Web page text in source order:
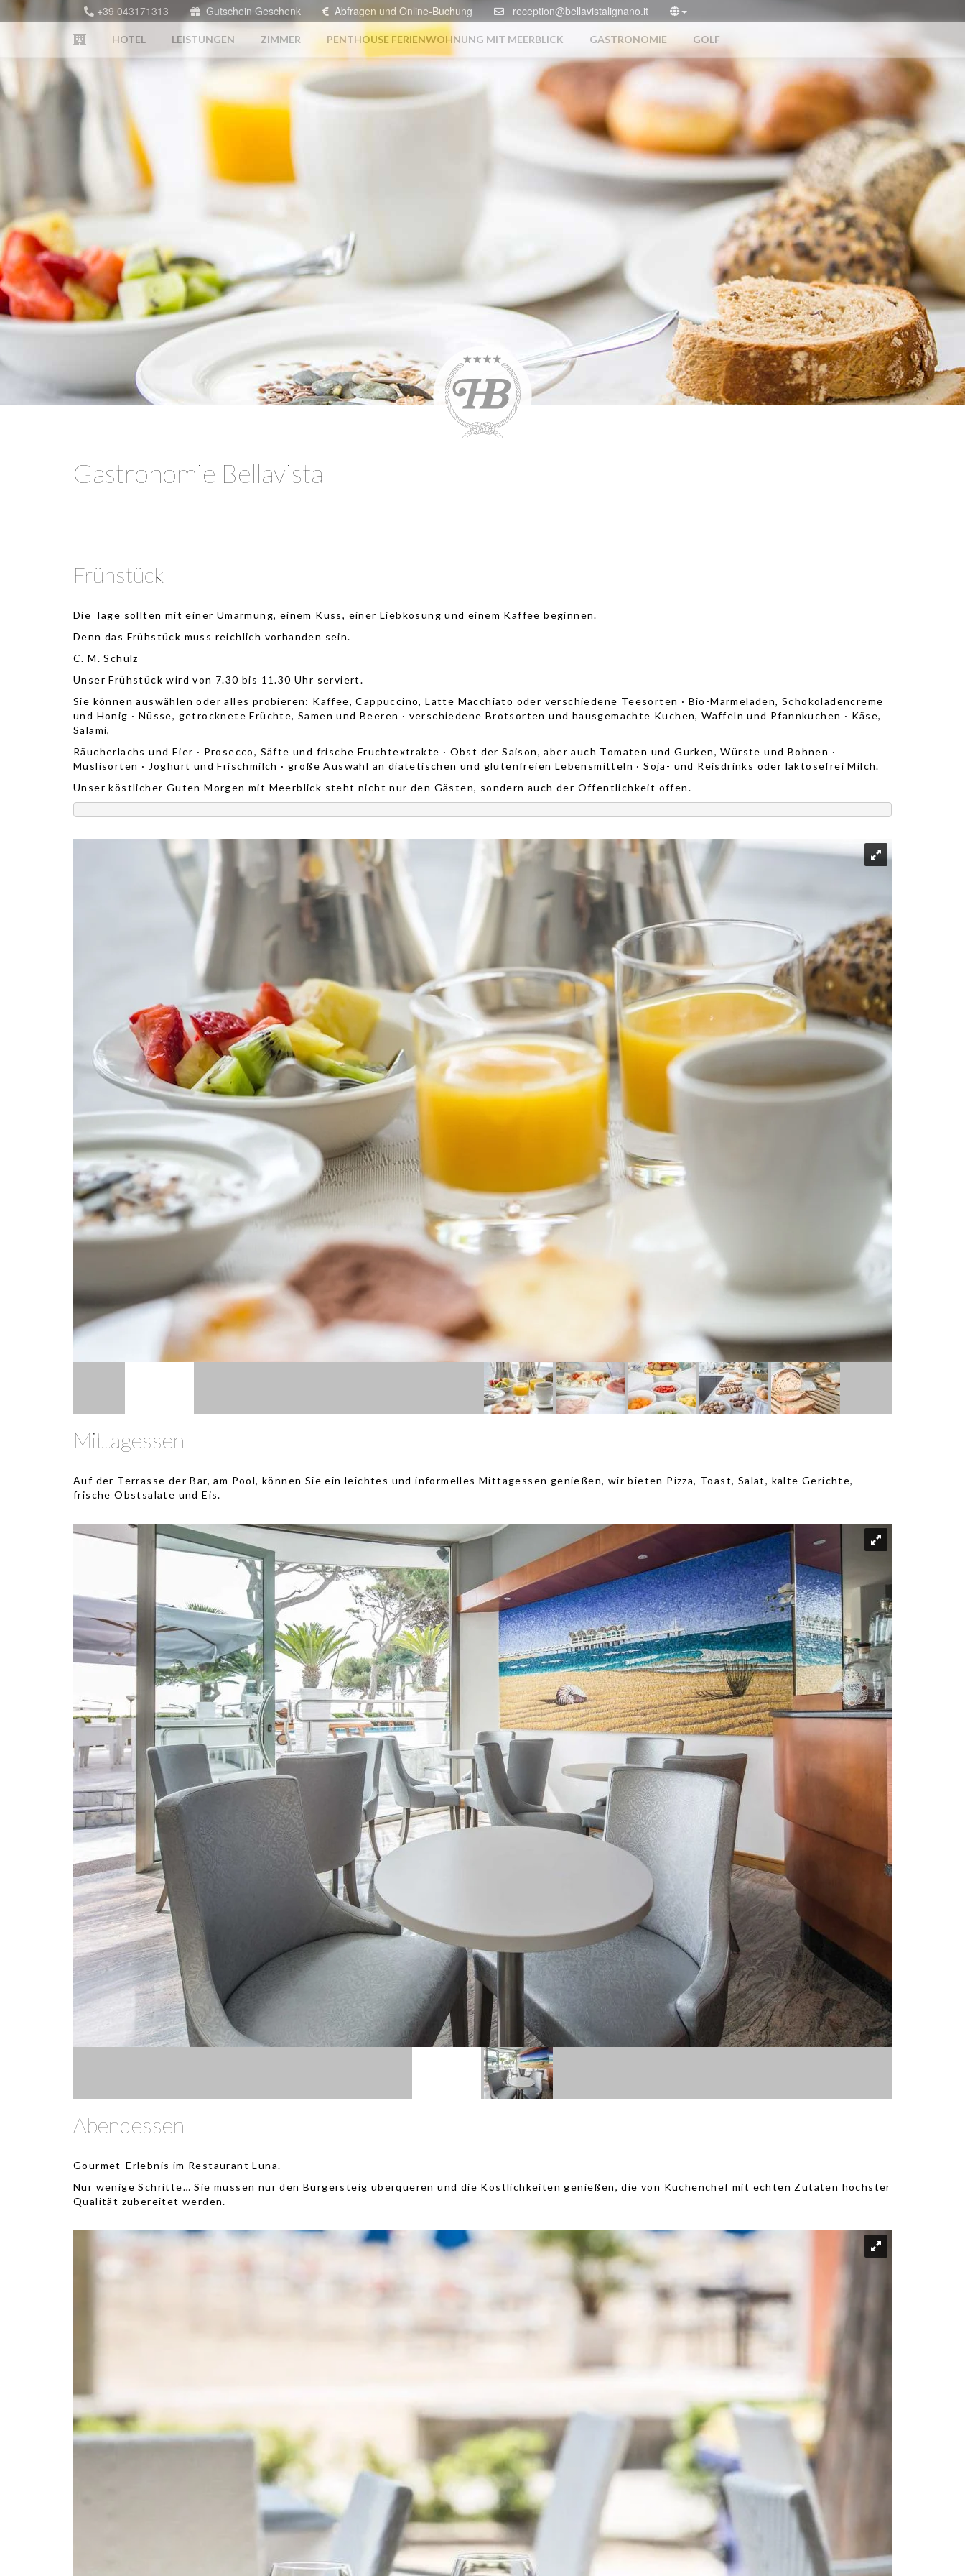
+39 043171313 Gutschein Geschenk Abfragen und Online-Buchung reception@bellavistalignano.it
HOTEL LEISTUNGEN ZIMMER PENTHOUSE FERIENWOHNUNG MIT MEERBLICK GASTRONOMIE GOLF
Gastronomie Bellavista
Frühstück
Die Tage sollten mit einer Umarmung, einem Kuss, einer Liebkosung und einem Kaffee beginnen.
Denn das Frühstück muss reichlich vorhanden sein.
C. M. Schulz
Unser Frühstück wird von 7.30 bis 11.30 Uhr serviert.
Sie können auswählen oder alles probieren: Kaffee, Cappuccino, Latte Macchiato oder verschiedene Teesorten · Bio-Marmeladen, Schokoladencreme
und Honig · Nüsse, getrocknete Früchte, Samen und Beeren · verschiedene Brotsorten und hausgemachte Kuchen, Waffeln und Pfannkuchen · Käse,
Salami,
Räucherlachs und Eier · Prosecco, Säfte und frische Fruchtextrakte · Obst der Saison, aber auch Tomaten und Gurken, Würste und Bohnen ·
Müslisorten · Joghurt und Frischmilch · große Auswahl an diätetischen und glutenfreien Lebensmitteln · Soja- und Reisdrinks oder laktosefrei Milch.
Unser köstlicher Guten Morgen mit Meerblick steht nicht nur den Gästen, sondern auch der Öffentlichkeit offen.
Mittagessen
Auf der Terrasse der Bar, am Pool, können Sie ein leichtes und informelles Mittagessen genießen, wir bieten Pizza, Toast, Salat, kalte Gerichte,
frische Obstsalate und Eis.
Abendessen
Gourmet-Erlebnis im Restaurant Luna.
Nur wenige Schritte… Sie müssen nur den Bürgersteig überqueren und die Köstlichkeiten genießen, die von Küchenchef mit echten Zutaten höchster
Qualität zubereitet werden.